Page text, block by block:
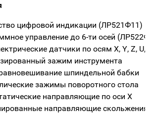
цифровой индикации (ЛР521Ф11)
управление до 6-ти осей
датчики по осям X, Y, Z, U,
зажим инструмента
шпиндельной бабки
зажимы поворотного стола
направляющие по оси X
направляющие скольжения -